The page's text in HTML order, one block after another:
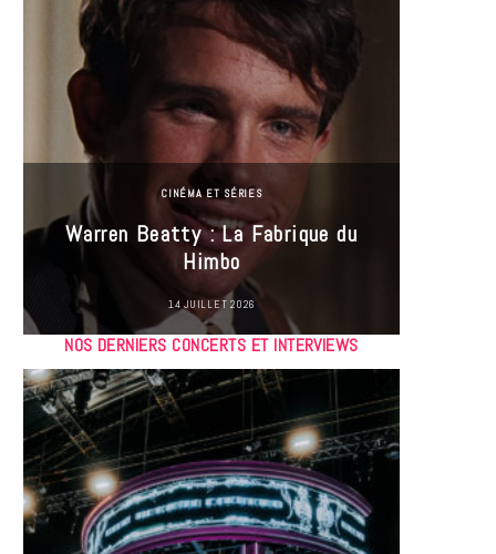
CINÉMA ET SÉRIES
Warren Beatty : La Fabrique du
Himbo
14 JUILLET 2026
NOS DERNIERS CONCERTS ET INTERVIEWS